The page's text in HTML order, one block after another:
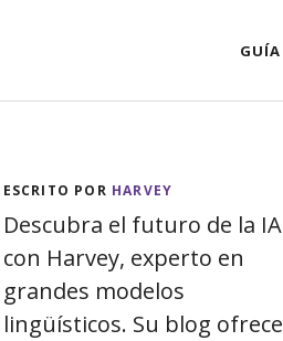
GUÍA
ESCRITO POR HARVEY
Descubra el futuro de la IA
con Harvey, experto en
grandes modelos
lingüísticos. Su blog ofrece